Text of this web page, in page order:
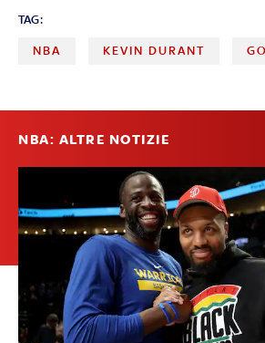
TAG:
NBA KEVIN DURANT
NBA: ALTRE NOTIZIE